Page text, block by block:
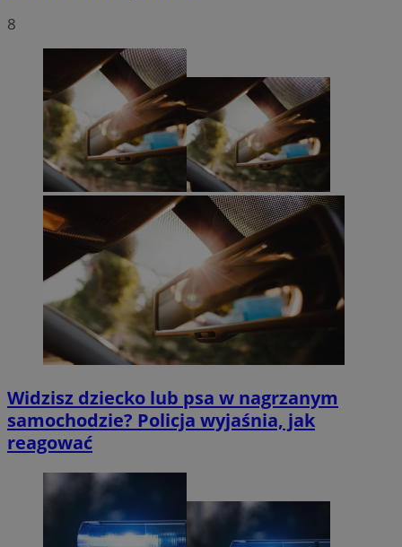
8
Widzisz dziecko lub psa w nagrzanym
samochodzie? Policja wyjaśnia, jak
reagować